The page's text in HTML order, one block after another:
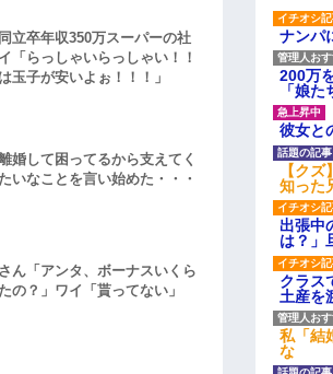
けどなんのお茶？」彼「ちっ！」私「」
ョーワロタ
ンを鳴らされ彼氏が逆切れ。「何クラクショ
」と怒鳴りだし...
円超の治験募集がこちらｗｗｗｗｗ(※画像あり
されたタワマン頂き女子のこの動画、すげえ
ン俺氏、高速道路左車線を制限速度で走った
べた量を張り合ってくる
・・・２軍でも盛大にやらかす←あまり悲しま
た途
ナンパ
200万
「娘
彼女と
【ク
知った
出張中
は？」
クラス
土産を
私「結
な
立卒年収350万スーパーの社
「らっしゃいらっしゃい！！
玉子が安いよぉ！！！」
婚して困ってるから支えてく
いなことを言い始めた・・・
ん「アンタ、ボーナスいくら
の？」ワイ「貰ってない」